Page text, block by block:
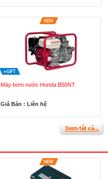
Máy bơm nước Honda B50NT
Giá Bán : Liên hệ